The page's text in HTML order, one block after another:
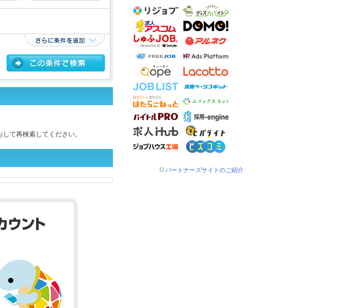
て再検索してください。
パートナーズサイトのご紹介